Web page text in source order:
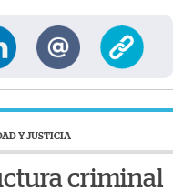
Y JUSTICIA
criminal